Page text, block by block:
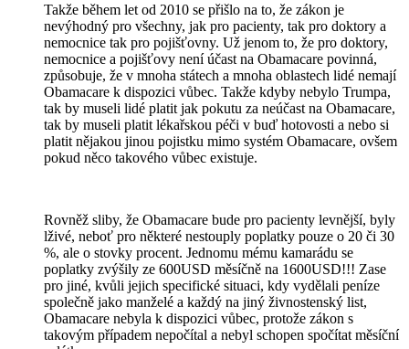
Takže během let od 2010 se přišlo na to, že zákon je
nevýhodný pro všechny, jak pro pacienty, tak pro doktory a
nemocnice tak pro pojišťovny. Už jenom to, že pro doktory,
nemocnice a pojišťovy není účast na Obamacare povinná,
způsobuje, že v mnoha státech a mnoha oblastech lidé nemají
Obamacare k dispozici vůbec. Takže kdyby nebylo Trumpa,
tak by museli lidé platit jak pokutu za neúčast na Obamacare,
tak by museli platit lékařskou péči v buď hotovosti a nebo si
platit nějakou jinou pojistku mimo systém Obamacare, ovšem
pokud něco takového vůbec existuje.
Rovněž sliby, že Obamacare bude pro pacienty levnější, byly
lživé, neboť pro některé nestouply poplatky pouze o 20 či 30
%, ale o stovky procent. Jednomu mému kamarádu se
poplatky zvýšily ze 600USD měsíčně na 1600USD!!! Zase
pro jiné, kvůli jejich specifické situaci, kdy vydělali peníze
společně jako manželé a každý na jiný živnostenský list,
Obamacare nebyla k dispozici vůbec, protože zákon s
takovým případem nepočítal a nebyl schopen spočítat měsíční